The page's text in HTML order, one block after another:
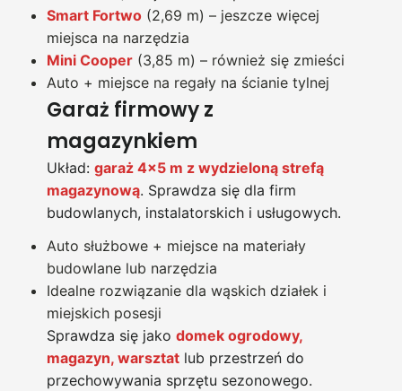
Smart Fortwo (2,69 m) – jeszcze więcej
miejsca na narzędzia
Mini Cooper (3,85 m) – również się zmieści
Auto + miejsce na regały na ścianie tylnej
Garaż firmowy z
magazynkiem
Układ: garaż 4×5 m z wydzieloną strefą
magazynową. Sprawdza się dla firm
budowlanych, instalatorskich i usługowych.
Auto służbowe + miejsce na materiały
budowlane lub narzędzia
Idealne rozwiązanie dla wąskich działek i
miejskich posesji
Sprawdza się jako domek ogrodowy,
magazyn, warsztat lub przestrzeń do
przechowywania sprzętu sezonowego.